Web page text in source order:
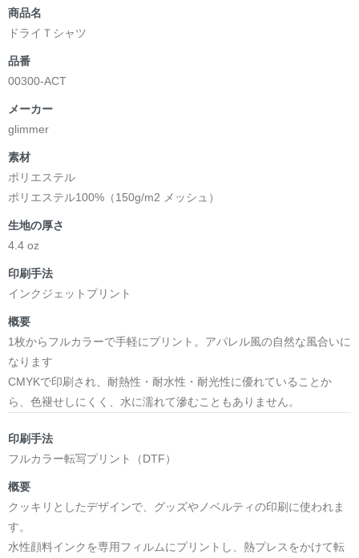
商品名
ドライＴシャツ
品番
00300-ACT
メーカー
glimmer
素材
ポリエステル
ポリエステル100%（150g/m2 メッシュ）
生地の厚さ
4.4 oz
印刷手法
インクジェットプリント
概要
1枚からフルカラーで手軽にプリント。アパレル風の自然な風合いに
なります
CMYKで印刷され、耐熱性・耐水性・耐光性に優れていることか
ら、色褪せしにくく、水に濡れて滲むこともありません。
印刷手法
フルカラー転写プリント（DTF）
概要
クッキリとしたデザインで、グッズやノベルティの印刷に使われま
す。
水性顔料インクを専用フィルムにプリントし、熱プレスをかけて転